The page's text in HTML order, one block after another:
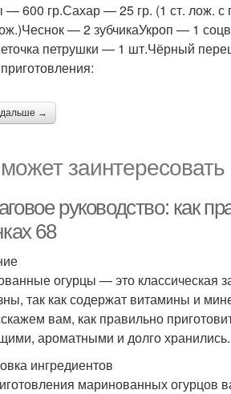
— 600 гр.Сахар — 25 гр. (1 ст. лож. с
— 2 зубчикаУкроп — 1
петрушки — 1 шт.Чёрный
дальше →
заинтересовать
руководство: как
68
огурцы — это классическая
так как содержат витамины и
вам, как правильно
ароматными и долго хранились.
ингредиентов
маринованных огурцов